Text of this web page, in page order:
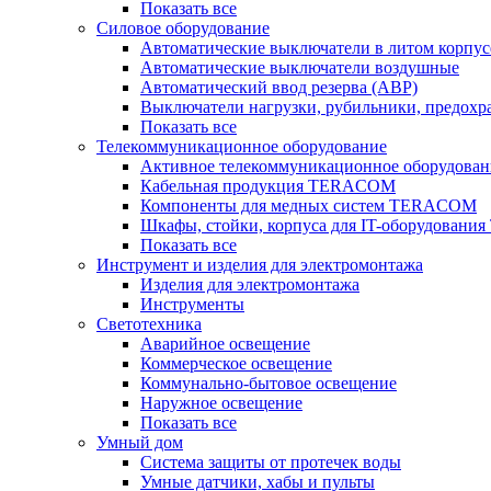
Показать все
Силовое оборудование
Автоматические выключатели в литом
Автоматические выключатели воздушные
Автоматический ввод резерва (АВР)
Выключатели нагрузки, рубильники,
Показать все
Телекоммуникационное оборудование
Активное телекоммуникационное
Кабельная продукция TERACOM
Компоненты для медных систем TERACOM
Шкафы, стойки, корпуса для IT-
Показать все
Инструмент и изделия для электромонтажа
Изделия для электромонтажа
Инструменты
Светотехника
Аварийное освещение
Коммерческое освещение
Коммунально-бытовое освещение
Наружное освещение
Показать все
Умный дом
Система защиты от протечек воды
Умные датчики, хабы и пульты